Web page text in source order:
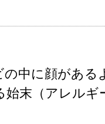
中に顔があ
始末（アレル